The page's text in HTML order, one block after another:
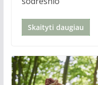
Skaityti daugiau